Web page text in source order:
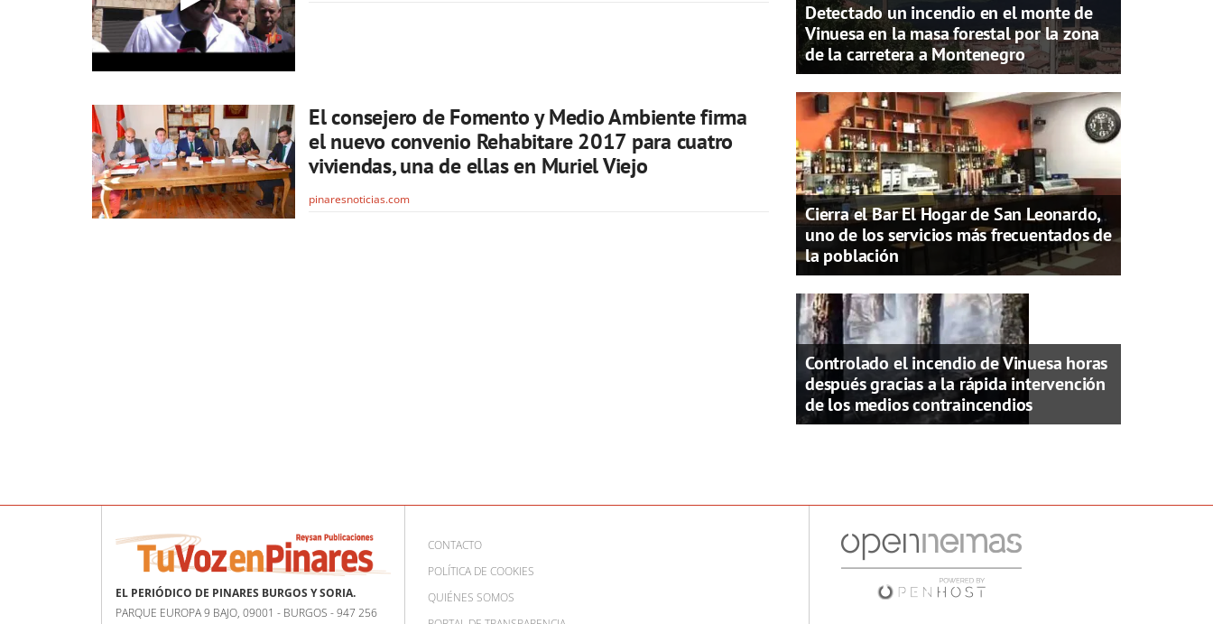
El consejero de Fomento y Medio Ambiente firma
el nuevo convenio Rehabitare 2017 para cuatro
viviendas, una de ellas en Muriel Viejo
pinaresnoticias.com
Detectado un incendio en el monte de
Vinuesa en la masa forestal por la zona
de la carretera a Montenegro
Cierra el Bar El Hogar de San Leonardo,
uno de los servicios más frecuentados de
la población
Controlado el incendio de Vinuesa horas
después gracias a la rápida intervención
de los medios contraincendios
EL PERIÓDICO DE PINARES BURGOS Y SORIA.
PARQUE EUROPA 9 BAJO, 09001 - BURGOS - 947 256
CONTACTO
POLÍTICA DE COOKIES
QUIÉNES SOMOS